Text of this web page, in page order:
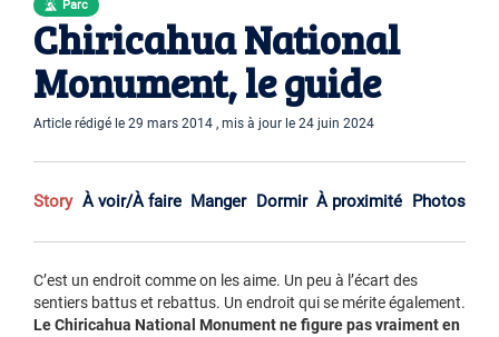
Parc
Chiricahua National
Monument, le guide
Article rédigé le 29 mars 2014 , mis à jour le 24 juin 2024
Story À voir/À faire Manger Dormir À proximité Photos
C’est un endroit comme on les aime. Un peu à l’écart des
sentiers battus et rebattus. Un endroit qui se mérite également.
Le Chiricahua National Monument ne figure pas vraiment en